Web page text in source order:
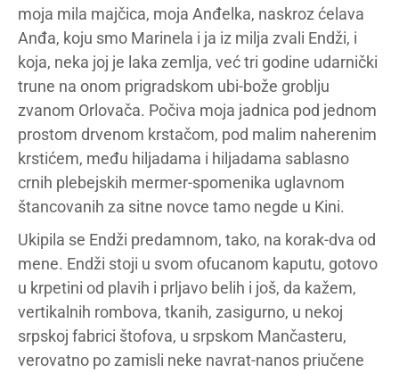
moja mila majčica, moja Anđelka, naskroz ćelava
Anđa, koju smo Marinela i ja iz milja zvali Endži, i
koja, neka joj je laka zemlja, već tri godine udarnički
trune na onom prigradskom ubi-bože groblju
zvanom Orlovača. Počiva moja jadnica pod jednom
prostom drvenom krstačom, pod malim naherenim
krstićem, među hiljadama i hiljadama sablasno
crnih plebejskih mermer-spomenika uglavnom
štancovanih za sitne novce tamo negde u Kini.
Ukipila se Endži predamnom, tako, na korak-dva od
mene. Endži stoji u svom ofucanom kaputu, gotovo
u krpetini od plavih i prljavo belih i još, da kažem,
vertikalnih rombova, tkanih, zasigurno, u nekoj
srpskoj fabrici štofova, u srpskom Mančasteru,
verovatno po zamisli neke navrat-nanos priučene